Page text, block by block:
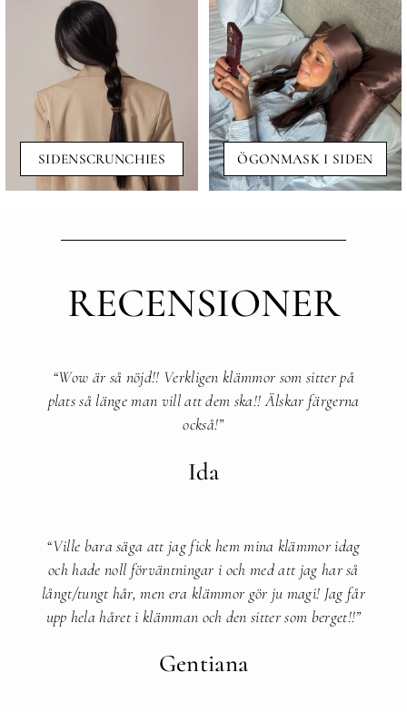
SIDENSCRUNCHIES ÖGONMASK I SIDEN
RECENSIONER
“Wow är så nöjd!! Verkligen klämmor som sitter på
plats så länge man vill att dem ska!! Älskar färgerna
också!”​
Ida
“Ville bara säga att jag fick hem mina klämmor idag
och hade noll förväntningar i och med att jag har så
långt/tungt hår, men era klämmor gör ju magi! Jag får
upp hela håret i klämman och den sitter som berget!!”​
Gentiana